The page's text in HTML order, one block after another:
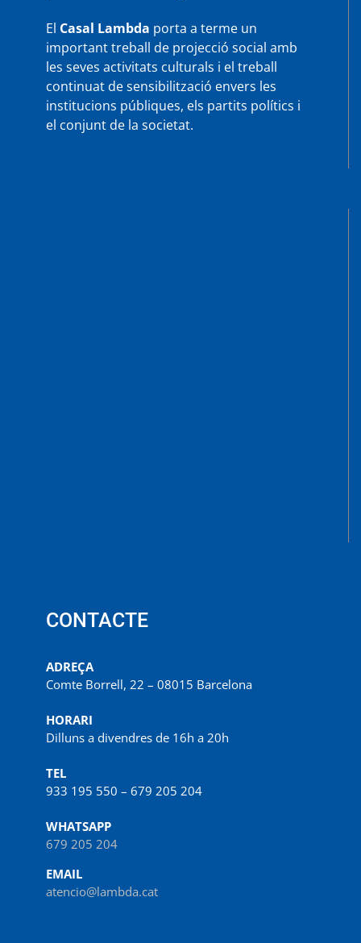
El Casal Lambda porta a terme un
important treball de projecció social amb
les seves activitats culturals i el treball
continuat de sensibilització envers les
institucions públiques, els partits polítics i
el conjunt de la societat.
CONTACTE
ADREÇA
Comte Borrell, 22 – 08015 Barcelona
HORARI
Dilluns a divendres de 16h a 20h
TEL
933 195 550 – 679 205 204
WHATSAPP
679 205 204
EMAIL
atencio@lambda.cat